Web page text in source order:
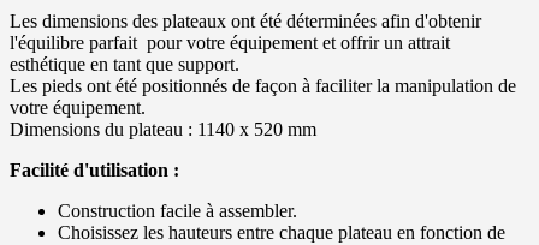
Les dimensions des plateaux ont été déterminées afin d'obtenir
l'équilibre parfait pour votre équipement et offrir un attrait
esthétique en tant que support.
Les pieds ont été positionnés de façon à faciliter la manipulation de
votre équipement.
Dimensions du plateau : 1140 x 520 mm
Facilité d'utilisation :
Construction facile à assembler.
Choisissez les hauteurs entre chaque plateau en fonction de